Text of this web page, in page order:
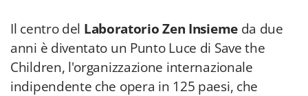
Il centro del Laboratorio Zen Insieme da due
anni è diventato un Punto Luce di Save the
Children, l'organizzazione internazionale
indipendente che opera in 125 paesi, che